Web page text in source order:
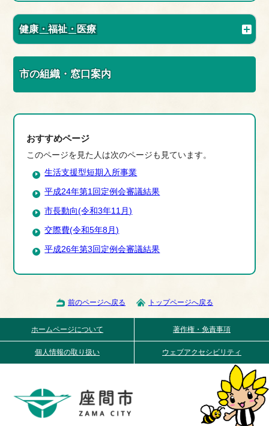
健康・福祉・医療
市の組織・窓口案内
おすすめページ
このページを見た人は次のページも見ています。
生活支援型短期入所事業
平成24年第1回定例会審議結果
市長動向(令和3年11月)
交際費(令和5年8月)
平成26年第3回定例会審議結果
前のページへ戻る トップページへ戻る
ホームページについて 著作権・免責事項
個人情報の取り扱い ウェブアクセシビリティ